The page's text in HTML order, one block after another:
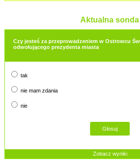
Aktualna sonda
Czy jesteś za przeprowadzeniem w Ostrowcu
odwołującego prezydenta miasta
tak
nie mam zdania
nie
Zobacz wyniki